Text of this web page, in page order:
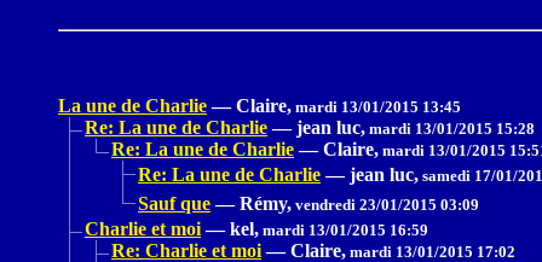
La une de Charlie — Claire, mardi 13/01/2015 13:45
Re: La une de Charlie — jean luc, mardi 13/01/2015 15:28
Re: La une de Charlie — Claire, mardi 13/01/2015
Re: La une de Charlie — jean luc, samedi 17/01/
Sauf que — Rémy, vendredi 23/01/2015 03:09
Charlie et moi — kel, mardi 13/01/2015 16:59
Re: Charlie et moi — Claire, mardi 13/01/2015 17:02